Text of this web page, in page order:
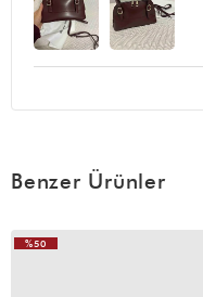
Benzer Ürünler
%50